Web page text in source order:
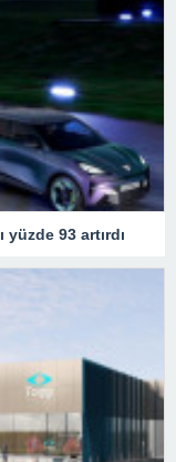
yüzde 93 artırdı